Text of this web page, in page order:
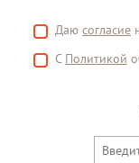
Даю согласие
С Политикой